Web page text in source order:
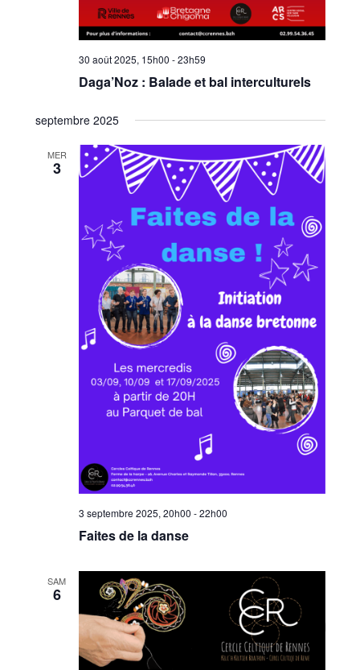
30 août 2025, 15h00 -23h59
Daga’Noz : Balade et bal interculturels
septembre 2025
MER
3
3 septembre 2025, 20h00 -22h00
Faites de la danse
SAM
6